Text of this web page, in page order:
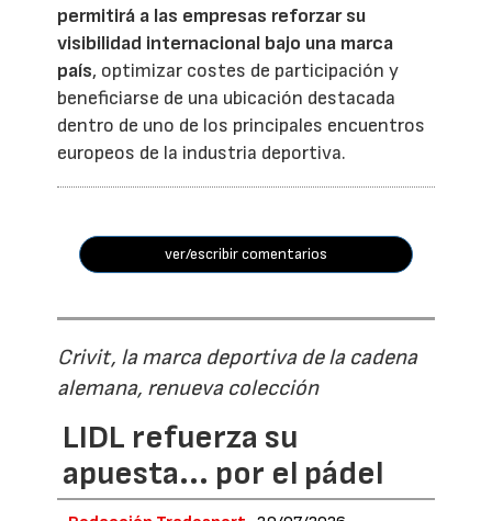
permitirá a las empresas reforzar su
visibilidad internacional bajo una marca
país, optimizar costes de participación y
beneficiarse de una ubicación destacada
dentro de uno de los principales encuentros
europeos de la industria deportiva.
ver/escribir comentarios
Crivit, la marca deportiva de la cadena
alemana, renueva colección
LIDL refuerza su
apuesta... por el pádel